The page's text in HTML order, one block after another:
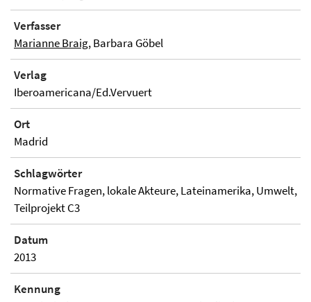
Verfasser
Marianne Braig, Barbara Göbel
Verlag
Iberoamericana/Ed.Vervuert
Ort
Madrid
Schlagwörter
Normative Fragen, lokale Akteure, Lateinamerika, Umwelt,
Teilprojekt C3
Datum
2013
Kennung